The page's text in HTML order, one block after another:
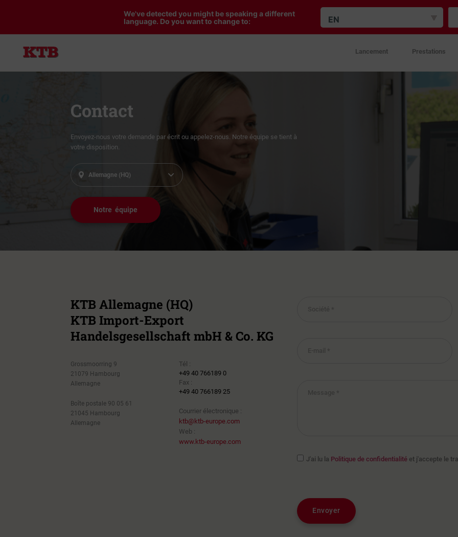
We've detected you might be speaking a different
language. Do you want to change to:
EN
Lancement Prestations
Contact
Envoyez-nous votre demande par écrit ou appelez-nous. Notre équipe se tient à
votre disposition.
Allemagne (HQ)
Notre équipe
KTB Allemagne (HQ)
KTB Import-Export
Handelsgesellschaft mbH & Co. KG
Grossmoorring 9
21079 Hambourg
Allemagne
Boîte postale 90 05 61
21045 Hambourg
Allemagne
Tél :
+49 40 766189 0
Fax :
+49 40 766189 25
Courrier électronique :
ktb@ktb-europe.com
Web :
www.ktb-europe.com
J'ai lu la Politique de confidentialité et j'accepte le
Envoyer